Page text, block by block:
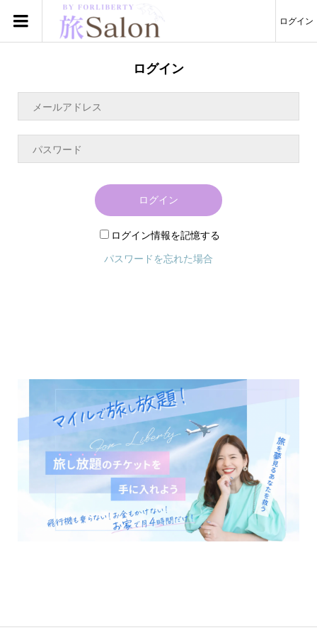
ログイン
ログイン
ログイン
ログイン情報を記憶する
パスワードを忘れた場合